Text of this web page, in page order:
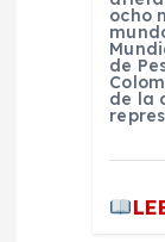
ocho
de
de la